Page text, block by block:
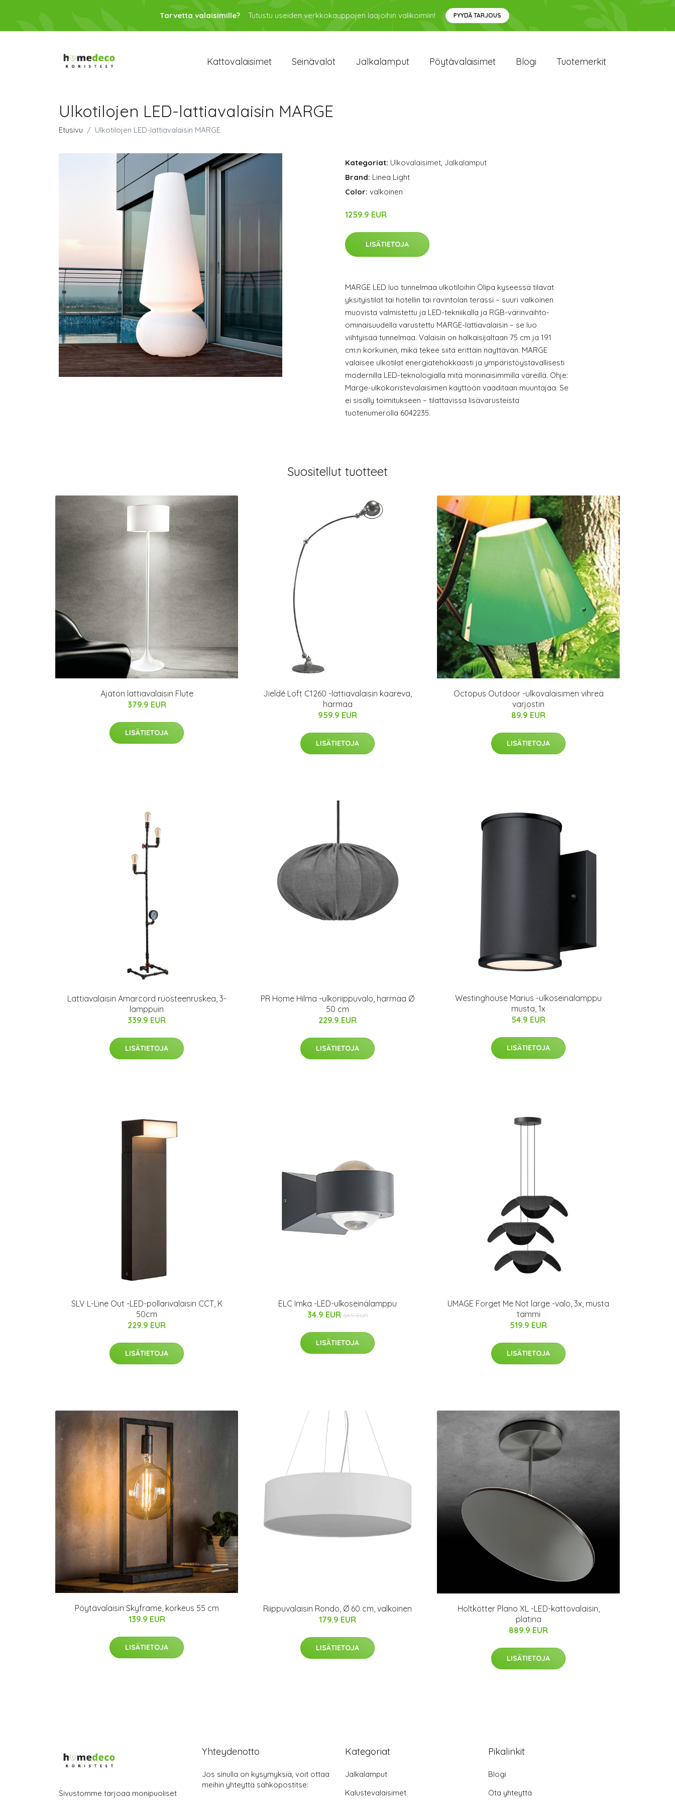
Tarvetta valaisimille? Tutustu useiden verkkokauppojen laajoihin valikoimiin! PYYDÄ TARJOUS
Kattovalaisimet Seinävalot Jalkalamput Pöytävalaisimet Blogi Tuotemerkit
Ulkotilojen LED-lattiavalaisin MARGE
Etusivu Ulkotilojen LED-lattiavalaisin MARGE
Kategoriat: Ulkovalaisimet, Jalkalamput
Brand: Linea Light
Color: valkoinen
1259.9 EUR
LISÄTIETOJA
MARGE LED luo tunnelmaa ulkotiloihin Olipa kyseessä tilavat
yksityistilat tai hotellin tai ravintolan terassi – suuri valkoinen
muovista valmistettu ja LED-tekniikalla ja RGB-värinvaihto-
ominaisuudella varustettu MARGE-lattiavalaisin – se luo
viihtyisää tunnelmaa. Valaisin on halkaisijaltaan 75 cm ja 191
cm:n korkuinen, mikä tekee siitä erittäin näyttävän. MARGE
valaisee ulkotilat energiatehokkaasti ja ympäristöystävällisesti
modernilla LED-teknologialla mitä moninaisimmilla väreillä. Ohje:
Marge-ulkokoristevalaisimen käyttöön vaaditaan muuntajaa. Se
ei sisälly toimitukseen – tilattavissa lisävarusteista
tuotenumerolla 6042235.
Suositellut tuotteet
Ajaton lattiavalaisin Flute
379.9 EUR
LISÄTIETOJA
Jieldé Loft C1260 -lattiavalaisin kaareva,
harmaa
959.9 EUR
LISÄTIETOJA
Octopus Outdoor -ulkovalaisimen vihreä
varjostin
89.9 EUR
LISÄTIETOJA
Lattiavalaisin Amarcord ruosteenruskea, 3-
lamppuin
339.9 EUR
LISÄTIETOJA
PR Home Hilma -ulkoriippuvalo, harmaa Ø
50 cm
229.9 EUR
LISÄTIETOJA
Westinghouse Marius -ulkoseinälamppu
musta, 1x
54.9 EUR
LISÄTIETOJA
SLV L-Line Out -LED-pollarivalaisin CCT, K
50cm
229.9 EUR
LISÄTIETOJA
ELC Imka -LED-ulkoseinälamppu
34.9 EUR 64.9 EUR
LISÄTIETOJA
UMAGE Forget Me Not large -valo, 3x, musta
tammi
519.9 EUR
LISÄTIETOJA
Pöytävalaisin Skyframe, korkeus 55 cm
139.9 EUR
LISÄTIETOJA
Riippuvalaisin Rondo, Ø 60 cm, valkoinen
179.9 EUR
LISÄTIETOJA
Holtkötter Plano XL -LED-kattovalaisin,
platina
889.9 EUR
LISÄTIETOJA
Sivustomme tarjoaa monipuoliset
Yhteydenotto
Jos sinulla on kysymyksiä, voit ottaa
meihin yhteyttä sähköpostitse:
Kategoriat
Jalkalamput
Kalustevalaisimet
Pikalinkit
Blogi
Ota yhteyttä